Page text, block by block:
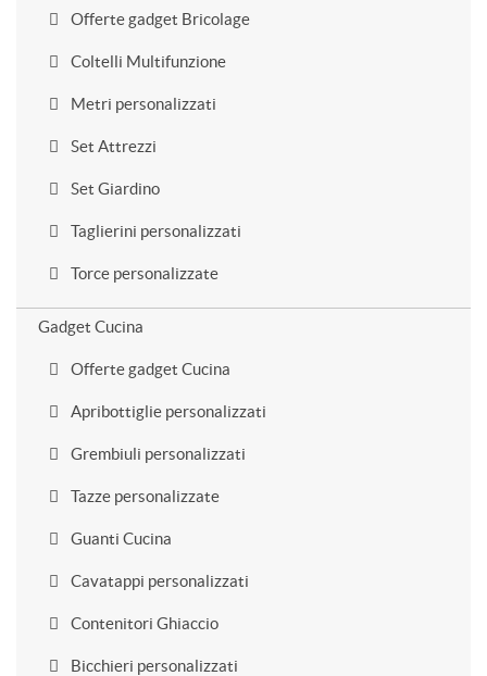
Offerte gadget Bricolage
Coltelli Multifunzione
Metri personalizzati
Set Attrezzi
Set Giardino
Taglierini personalizzati
Torce personalizzate
Gadget Cucina
Offerte gadget Cucina
Apribottiglie personalizzati
Grembiuli personalizzati
Tazze personalizzate
Guanti Cucina
Cavatappi personalizzati
Contenitori Ghiaccio
Bicchieri personalizzati